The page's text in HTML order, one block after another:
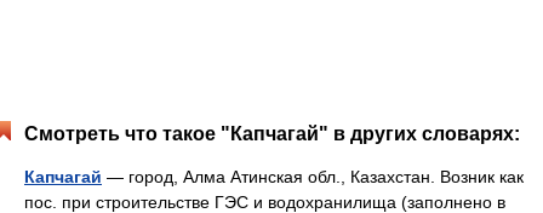
Смотреть что такое "Капчагай" в других словарях:
Капчагай — город, Алма Атинская обл., Казахстан. Возник как
пос. при строительстве ГЭС и водохранилища (заполнено в